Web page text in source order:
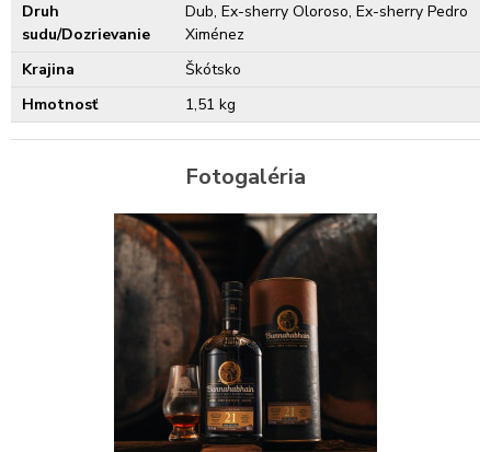
Druh
sudu/Dozrievanie
Dub, Ex-sherry Oloroso, Ex-sherry Pedro
Ximénez
Krajina
Škótsko
Hmotnosť
1,51 kg
Fotogaléria